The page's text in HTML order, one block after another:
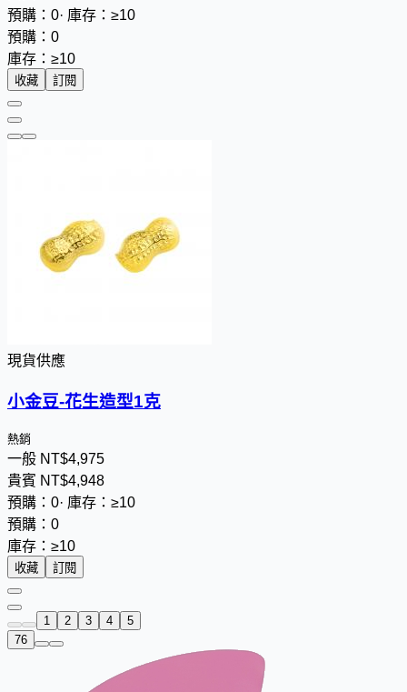
預購：0· 庫存：≥10
預購：0
庫存：≥10
收藏 訂閱
現貨供應
小金豆-花生造型1克
熱銷
一般 NT$4,975
貴賓 NT$4,948
預購：0· 庫存：≥10
預購：0
庫存：≥10
收藏 訂閱
1 2 3 4
5
76